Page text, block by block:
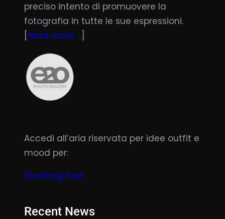
preciso intento di promuovere la
fotografia in tutte le sue espressioni.
read more …
Accedi all’aria riservata per idee outfit e
mood per:
Shooting Test
Recent News